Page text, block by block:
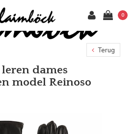
0
Terug
dames
model Reinoso